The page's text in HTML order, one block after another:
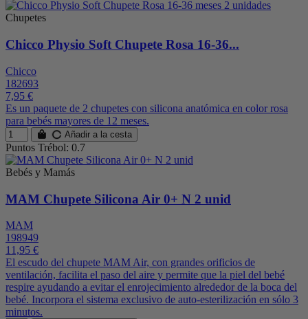
Chupetes
Chicco Physio Soft Chupete Rosa 16-36...
Chicco
182693
7,95 €
Es un paquete de 2 chupetes con silicona anatómica en color rosa
para bebés mayores de 12 meses.
Añadir a la cesta
Puntos Trébol: 0.7
Bebés y Mamás
MAM Chupete Silicona Air 0+ N 2 unid
MAM
198949
11,95 €
El escudo del chupete MAM Air, con grandes orificios de
ventilación, facilita el paso del aire y permite que la piel del bebé
respire ayudando a evitar el enrojecimiento alrededor de la boca del
bebé. Incorpora el sistema exclusivo de auto-esterilización en sólo 3
minutos.